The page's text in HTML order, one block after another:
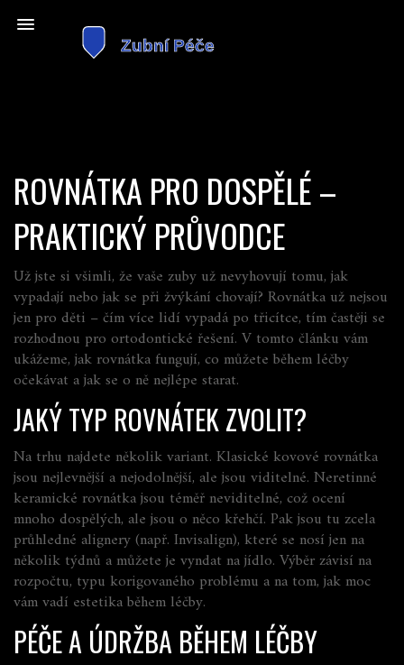
ROVNÁTKA PRO DOSPĚLÉ –
PRAKTICKÝ PRŮVODCE
Už jste si všimli, že vaše zuby už nevyhovují tomu, jak
vypadají nebo jak se při žvýkání chovají? Rovnátka už nejsou
jen pro děti – čím více lidí vypadá po třicítce, tím častěji se
rozhodnou pro ortodontické řešení. V tomto článku vám
ukážeme, jak rovnátka fungují, co můžete během léčby
očekávat a jak se o ně nejlépe starat.
JAKÝ TYP ROVNÁTEK ZVOLIT?
Na trhu najdete několik variant. Klasické kovové rovnátka
jsou nejlevnější a nejodolnější, ale jsou viditelné. Neretinné
keramické rovnátka jsou téměř neviditelné, což ocení
mnoho dospělých, ale jsou o něco křehčí. Pak jsou tu zcela
průhledné alignery (např. Invisalign), které se nosí jen na
několik týdnů a můžete je vyndat na jídlo. Výběr závisí na
rozpočtu, typu korigovaného problému a na tom, jak moc
vám vadí estetika během léčby.
PÉČE A ÚDRŽBA BĚHEM LÉČBY